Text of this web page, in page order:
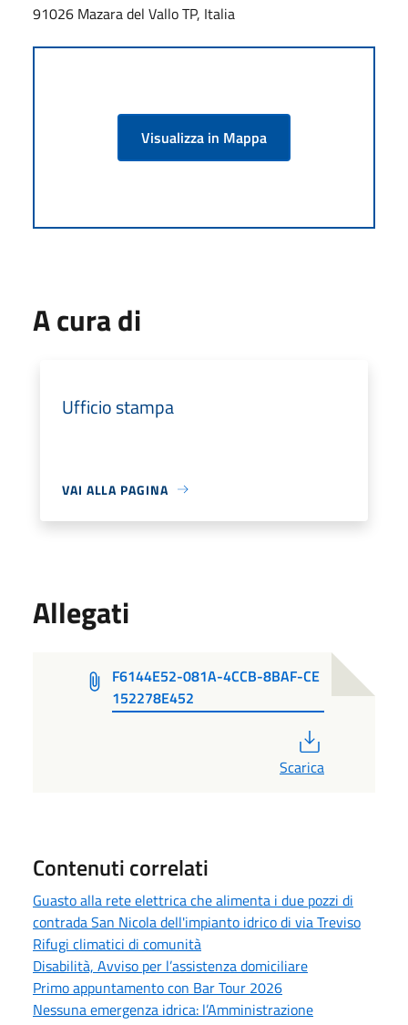
91026 Mazara del Vallo TP, Italia
Visualizza in Mappa
A cura di
Ufficio stampa
VAI ALLA PAGINA
Allegati
F6144E52-081A-4CCB-8BAF-CE
152278E452
Scarica
Contenuti correlati
Guasto alla rete elettrica che alimenta i due pozzi di
contrada San Nicola dell'impianto idrico di via Treviso
Rifugi climatici di comunità
Disabilità, Avviso per l’assistenza domiciliare
Primo appuntamento con Bar Tour 2026
Nessuna emergenza idrica: l’Amministrazione